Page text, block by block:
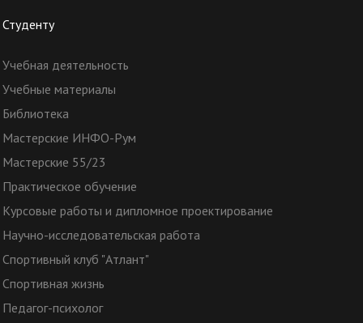
Студенту
Учебная деятельность
Учебные материалы
Библиотека
Мастерские ИНФО-Рум
Мастерские 55/23
Практическое обучение
Курсовые работы и дипломное проектирование
Научно-исследовательская работа
Спортивный клуб "Атлант"
Спортивная жизнь
Педагог-психолог